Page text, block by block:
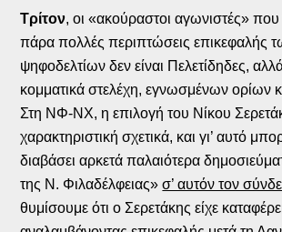
Τρίτον, οι «ακούραστοι αγωνιστές» που
πάρα πολλές περιπτώσεις επικεφαλής
ψηφοδελτίων δεν είναι Πελετίδηδες,
κομματικά στελέχη, εγνωσμένων ορίων
Στη ΝΦ-ΝΧ, η επιλογή του Νίκου
χαρακτηριστική σχετικά, και γι’ αυτό
διαβάσει αρκετά παλαιότερα
της Ν. Φιλαδέλφειας»σ’ αυτόν τον
θυμίσουμε ότι ο Σερετάκης είχε